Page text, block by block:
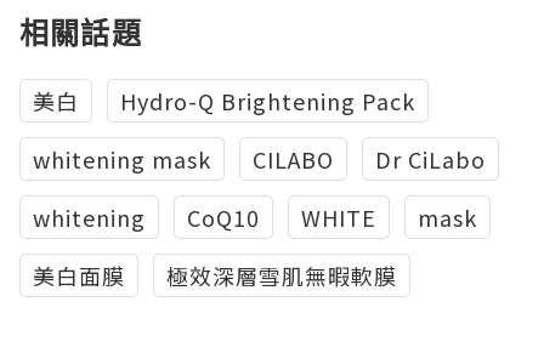
相關話題
美白
Hydro-Q Brightening Pack
whitening mask
CILABO
Dr CiLabo
whitening
CoQ10 WHITE
mask
美白面膜
極效深層雪肌無暇軟膜